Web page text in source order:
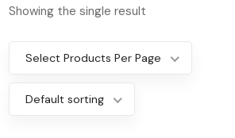
Showing the single result
Select Products Per Page
Default sorting